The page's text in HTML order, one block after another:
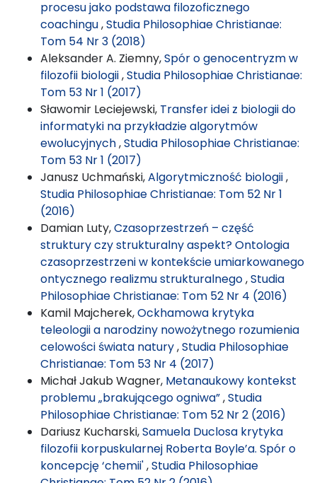
procesu jako podstawa filozoficznego
coachingu,Studia Philosophiae Christianae:
Tom 54 Nr 3 (2018)
Aleksander A. Ziemny,Spór o genocentryzm w
filozofii biologii,Studia Philosophiae Christianae:
Tom 53 Nr 1 (2017)
Sławomir Leciejewski, Transfer idei z biologii do
informatyki na przykładzie algorytmów
ewolucyjnych,Studia Philosophiae Christianae:
Tom 53 Nr 1 (2017)
Janusz Uchmański,Algorytmiczność biologii,
Studia Philosophiae Christianae: Tom 52 Nr 1
(2016)
Damian Luty,Czasoprzestrzeń – część
struktury czy strukturalny aspekt? Ontologia
czasoprzestrzeni w kontekście umiarkowanego
ontycznego realizmu strukturalnego,Studia
Philosophiae Christianae: Tom 52 Nr 4 (2016)
Kamil Majcherek,Ockhamowa krytyka
teleologii a narodziny nowożytnego rozumienia
celowości świata natury,Studia Philosophiae
Christianae: Tom 53 Nr 4 (2017)
Michał Jakub Wagner, Metanaukowy kontekst
problemu „brakującego ogniwa”,Studia
Philosophiae Christianae: Tom 52 Nr 2 (2016)
Dariusz Kucharski,Samuela Duclosa krytyka
filozofii korpuskularnej Roberta Boyle’a. Spór o
koncepcję ‘chemii',Studia Philosophiae